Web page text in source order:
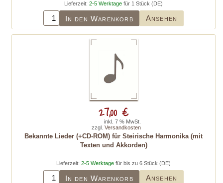
Lieferzeit: 2-5 Werktage für 1 Stück (DE)
In den Warenkorb Ansehen
Bekannte Lieder (+CD-ROM) für Steirische Harmonika (mit
Texten und Akkorden)
Lieferzeit: 2-5 Werktage für bis zu 6 Stück (DE)
In den Warenkorb Ansehen
27,00 €
inkl. 7 % MwSt.
zzgl. Versandkosten